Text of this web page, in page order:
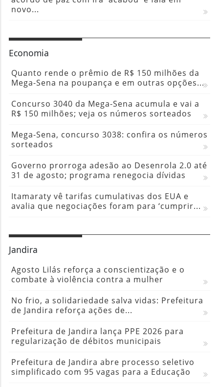
novo...
Economia
Quanto rende o prêmio de R$ 150 milhões da
Mega-Sena na poupança e em outras opções...
Concurso 3040 da Mega-Sena acumula e vai a
R$ 150 milhões; veja os números sorteados
Mega-Sena, concurso 3038: confira os números
sorteados
Governo prorroga adesão ao Desenrola 2.0 até
31 de agosto; programa renegocia dívidas
Itamaraty vê tarifas cumulativas dos EUA e
avalia que negociações foram para ‘cumprir...
Jandira
Agosto Lilás reforça a conscientização e o
combate à violência contra a mulher
No frio, a solidariedade salva vidas: Prefeitura
de Jandira reforça ações de...
Prefeitura de Jandira lança PPE 2026 para
regularização de débitos municipais
Prefeitura de Jandira abre processo seletivo
simplificado com 95 vagas para a Educação